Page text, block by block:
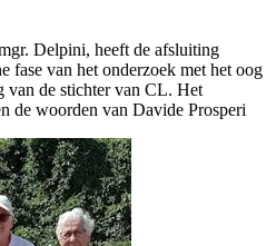
Delpini, heeft de afsluiting
fase van het onderzoek met het oog
van de stichter van CL. Het
de woorden van Davide Prosperi